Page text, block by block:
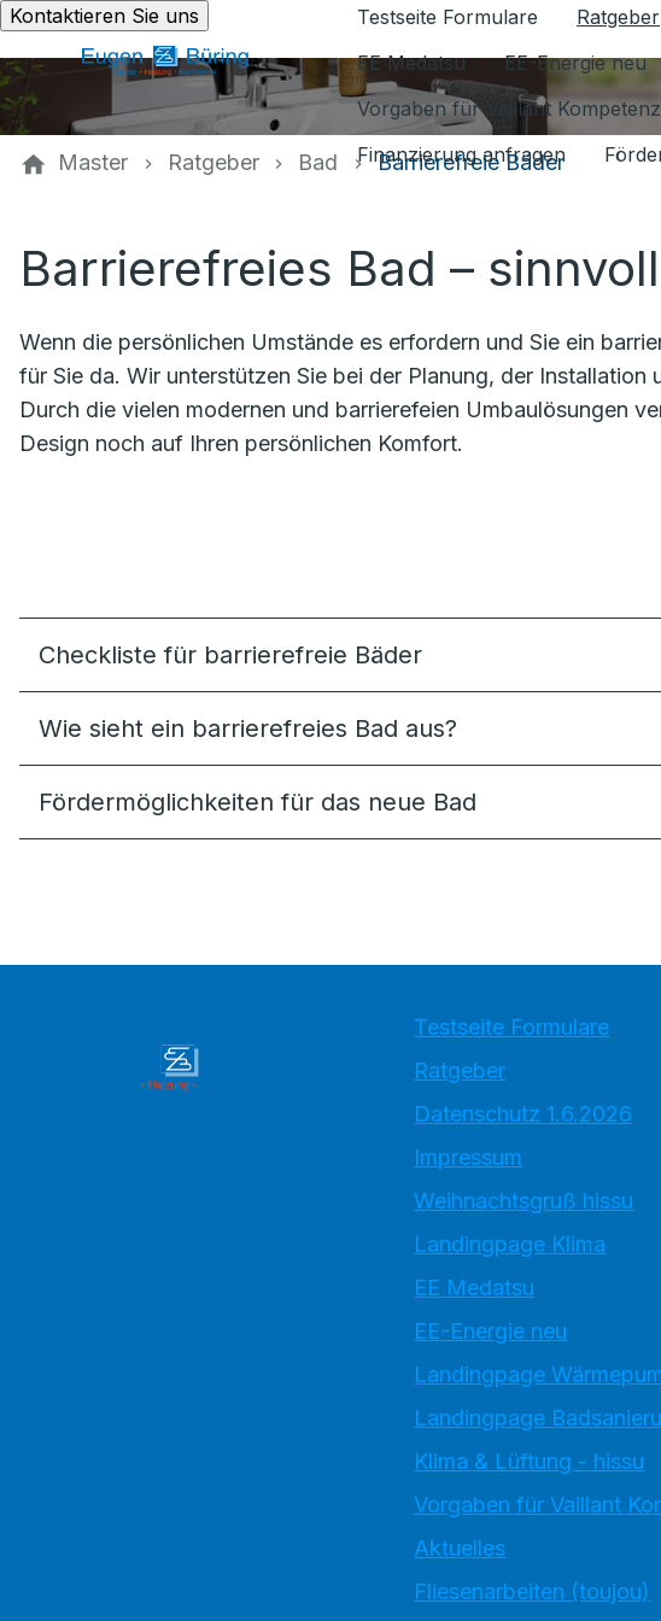
Kontaktieren Sie uns Testseite Formulare Ratgeber
EE Medatsu
EE-Energie neu
Vorgaben für Vaillant
Finanzierung anfragen
Master Ratgeber Bad Barrierefreie Bäder
Barrierefreies Bad –
Wenn die persönlichen Umstände es erfordern und Sie ein
für Sie da. Wir unterstützen Sie bei der Planung, der Installation
Durch die vielen modernen und barrierefeien Umbaulösungen
Design noch auf Ihren persönlichen Komfort.
Checkliste für barrierefreie Bäder
Wie sieht ein barrierefreies Bad aus?
Förder­möglich­keiten für das neue Bad
Testseite Formulare
Ratgeber
Datenschutz 1.6.2026
Impressum
Weihnachtsgruß hissu
Landingpage Klima
EE Medatsu
EE-Energie neu
Landingpage
Landingpage
Klima & Lüftung - hissu
Vorgaben für Vaillant
Aktuelles
Fliesenarbeiten (toujou)